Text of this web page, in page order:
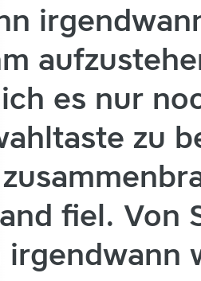
es nur
zu
fiel. Von
irgendwann